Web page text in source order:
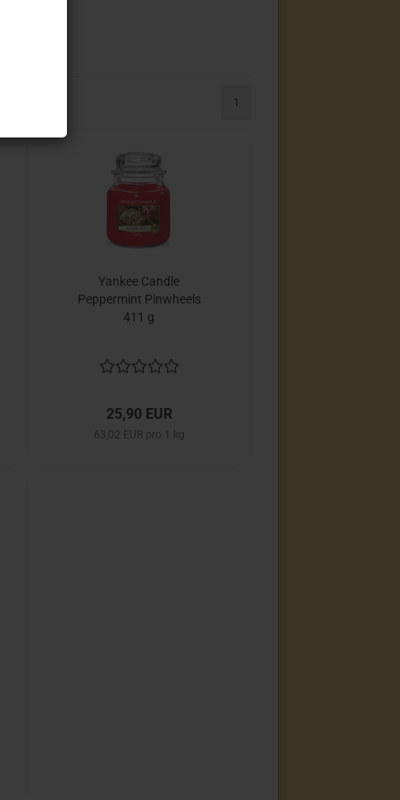
1
Yankee Candle
Peppermint Pinwheels
411 g
25,90 EUR
63,02 EUR pro 1 kg